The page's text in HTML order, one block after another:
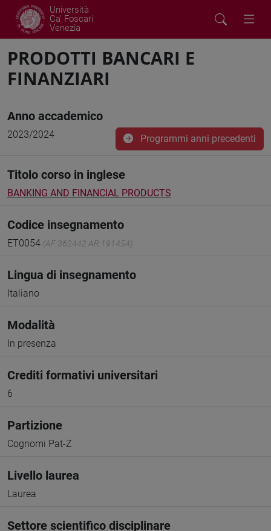
Università
Ca' Foscari
Venezia
PRODOTTI BANCARI E
FINANZIARI
Anno accademico
2023/2024 Programmi anni precedenti
Titolo corso in inglese
BANKING AND FINANCIAL PRODUCTS
Codice insegnamento
ET0054 (AF:362442 AR:191454)
Lingua di insegnamento
Italiano
Modalità
In presenza
Crediti formativi universitari
6
Partizione
Cognomi Pat-Z
Livello laurea
Laurea
Settore scientifico disciplinare